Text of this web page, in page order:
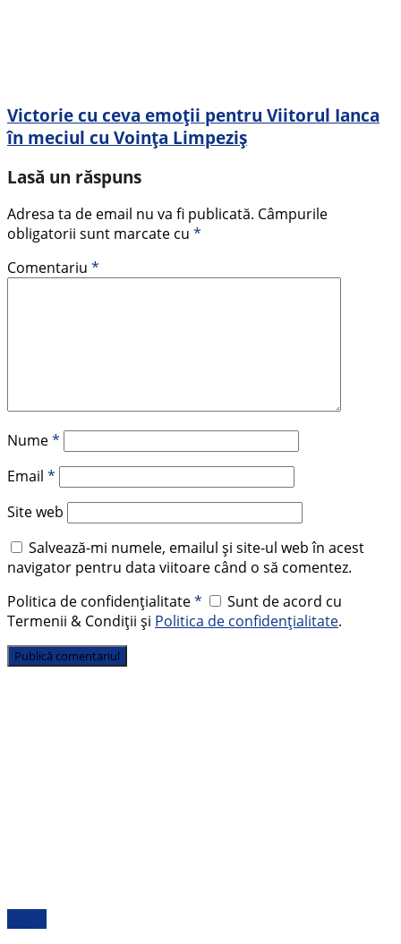
Victorie cu ceva emoții pentru Viitorul Ianca
în meciul cu Voința Limpeziș
Lasă un răspuns
Adresa ta de email nu va fi publicată. Câmpurile
obligatorii sunt marcate cu *
Comentariu *
Nume*
Email *
Site web
Salvează-mi numele, emailul și site-ul web în acest
navigator pentru data viitoare când o să comentez.
Politica de confidențialitate*
Sunt de acord cu
Termenii & Condiții și Politica de confidențialitate.